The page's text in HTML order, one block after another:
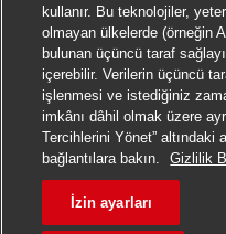
kullanır. Bu teknolojiler,
olmayan ülkelerde (örneğin
bulunan üçüncü taraf
içerebilir. Verilerin üçüncü
işlenmesi ve istediğiniz
imkânı dâhil olmak üzere
Tercihlerini Yönet” altındaki
bağlantılara bakın.
Gizlilik
İzin ayarları